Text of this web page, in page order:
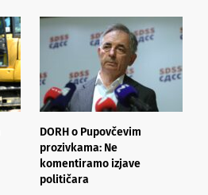
DORH o Pupovčevim
prozivkama: Ne
komentiramo izjave
političara